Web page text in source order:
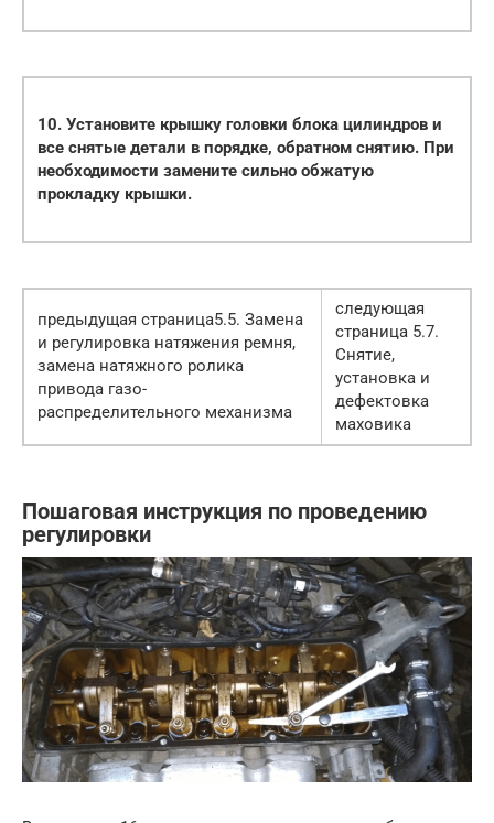
10. Установите крышку головки блока цилиндров и
все снятые детали в порядке, обратном снятию. При
необходимости замените сильно обжатую
прокладку крышки.
предыдущая страница5.5. Замена
и регулировка натяжения ремня,
замена натяжного ролика
привода газо-
распределительного механизма
следующая
страница 5.7.
Снятие,
установка и
дефектовка
маховика
Пошаговая инструкция по проведению
регулировки